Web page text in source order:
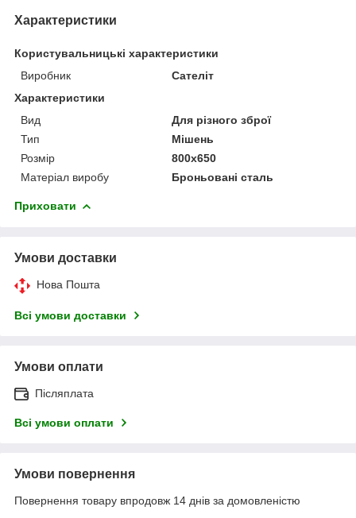
Характеристики
Користувальницькі характеристики
Виробник
Сателіт
Характеристики
Вид
Для різного зброї
Тип
Мішень
Розмір
800х650
Матеріал виробу
Броньовані сталь
Приховати
Умови доставки
Нова Пошта
Всі умови доставки
Умови оплати
Післяплата
Всі умови оплати
Умови повернення
Повернення товару впродовж 14 днів за домовленістю